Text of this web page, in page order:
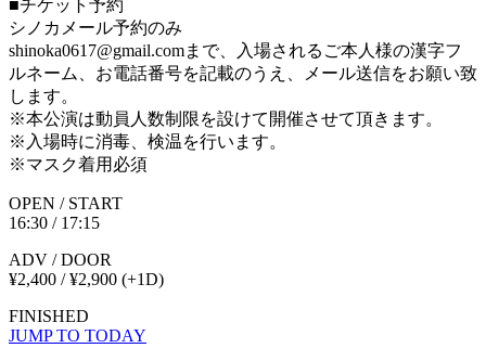
■チケット予約
シノカメール予約のみ
shinoka0617@gmail.comまで、入場されるご本人様の漢字フ
ルネーム、お電話番号を記載のうえ、メール送信をお願い致
します。
※本公演は動員人数制限を設けて開催させて頂きます。
※入場時に消毒、検温を行います。
※マスク着用必須
OPEN / START
16:30 / 17:15
ADV / DOOR
¥2,400 / ¥2,900 (+1D)
FINISHED
JUMP TO TODAY